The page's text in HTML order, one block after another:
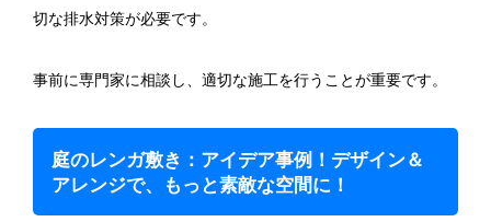
切な排水対策が必要です。
事前に専門家に相談し、適切な施工を行うことが重要です。
庭のレンガ敷き：アイデア事例！デザイン＆
アレンジで、もっと素敵な空間に！